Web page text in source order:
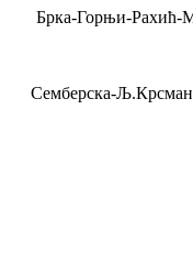
Брка-Горњи-Рахић-
Семберска-